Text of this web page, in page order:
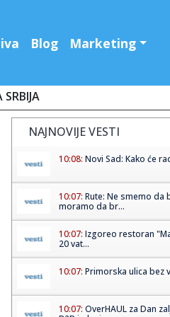
Blog Marketing
NAJNOVIJE VESTI
10:08: Novi Sad: Kako će
10:07: Rute: Ne smemo da
moramo da br...
10:07: Izgoreo restoran
20 vat...
10:07: Primorska ulica bez
10:07: OverHAUL za Dan